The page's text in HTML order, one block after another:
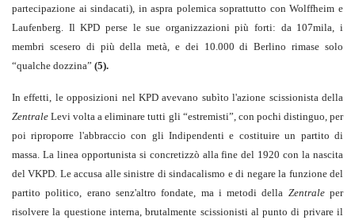
partecipazione ai sindacati), in aspra polemica soprattutto con Wolffheim e
Laufenberg. Il KPD perse le sue organizzazioni più forti: da 107mila, i
membri scesero di più della metà, e dei 10.000 di Berlino rimase solo
“qualche dozzina” (5).
In effetti, le opposizioni nel KPD avevano subìto l'azione scissionista della
Zentrale Levi volta a eliminare tutti gli “estremisti”, con pochi distinguo, per
poi riproporre l'abbraccio con gli Indipendenti e costituire un partito di
massa. La linea opportunista si concretizzò alla fine del 1920 con la nascita
del VKPD. Le accusa alle sinistre di sindacalismo e di negare la funzione del
partito politico, erano senz'altro fondate, ma i metodi della Zentraleper
risolvere la questione interna, brutalmente scissionisti al punto di privare il